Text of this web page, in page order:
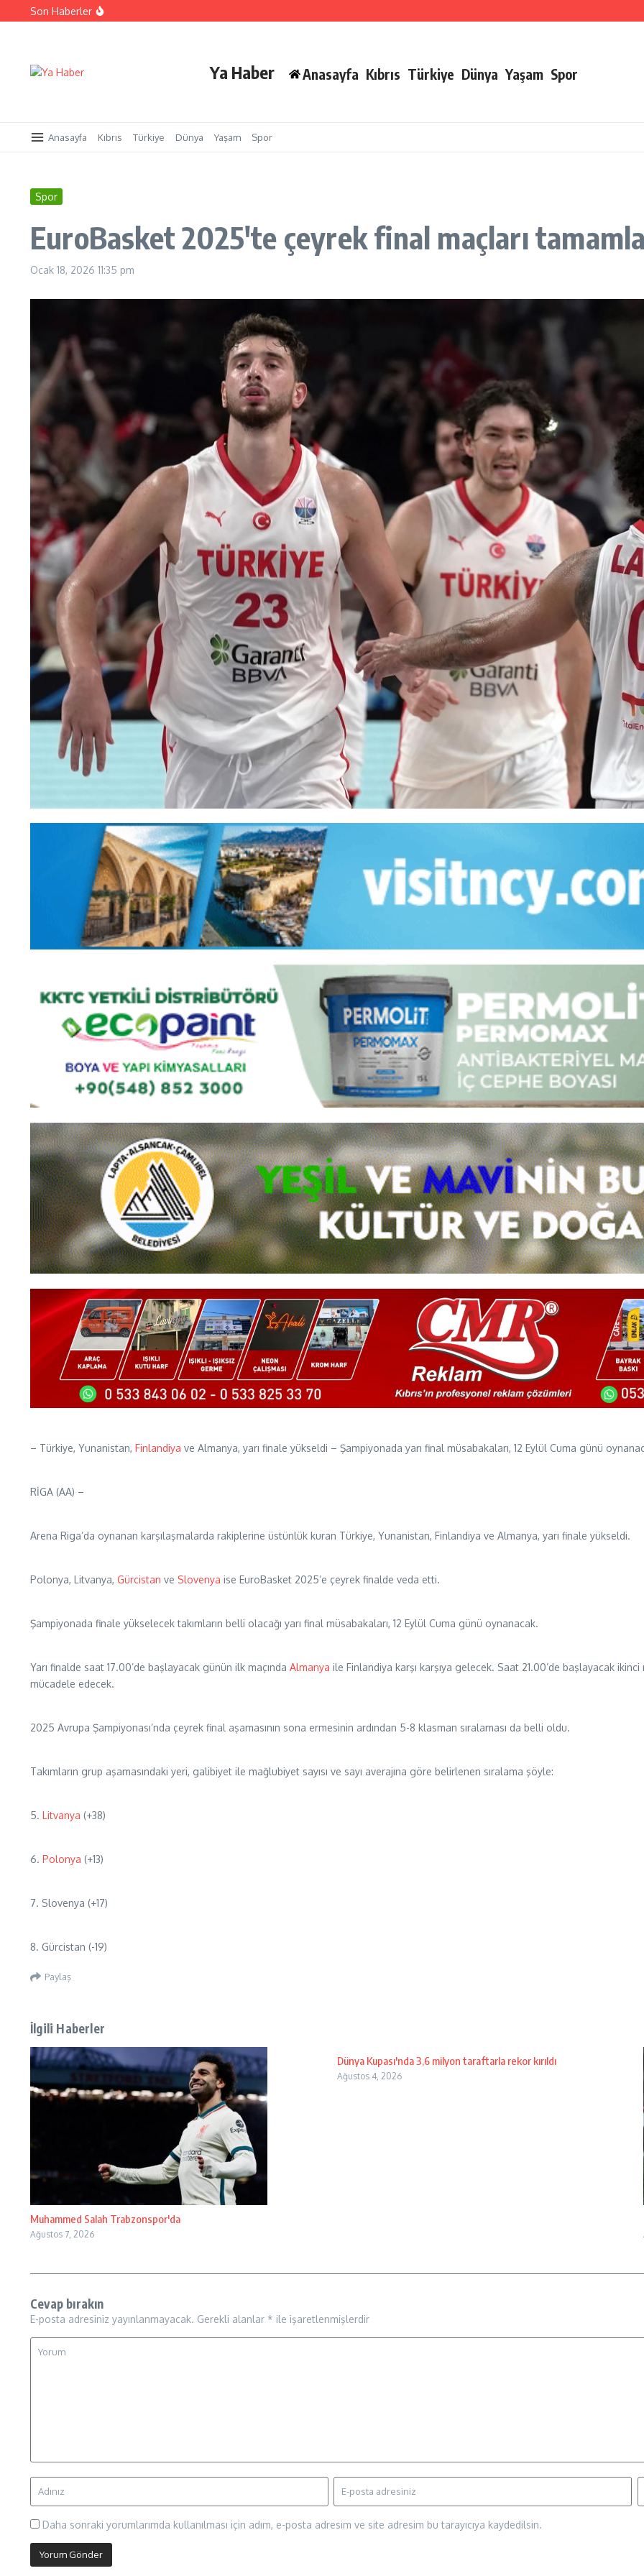
İçeriğe atlaSon Haberler
Yangınlarla mücadelede toplumsal duyarlılık için güç birliği
Ya Haber Anasayfa Kıbrıs Türkiye Dünya Yaşam Spor
Anasayfa Kıbrıs Türkiye Dünya Yaşam Spor
Spor
EuroBasket 2025'te çeyrek final maçları
Ocak 18, 2026 11:35 pm
– Türkiye, Yunanistan, Finlandiya ve Almanya, yarı finale yükseldi – Şampiyonada yarı final müsabakaları, 12 Eylül Cuma günü
RİGA (AA) –
Arena Riga’da oynanan karşılaşmalarda rakiplerine üstünlük kuran Türkiye, Yunanistan, Finlandiya ve Almanya, yarı finale yükseldi.
Polonya, Litvanya, Gürcistan ve Slovenya ise EuroBasket 2025’e çeyrek finalde veda etti.
Şampiyonada finale yükselecek takımların belli olacağı yarı final müsabakaları, 12 Eylül Cuma günü oynanacak.
Yarı finalde saat 17.00’de başlayacak günün ilk maçında Almanya ile Finlandiya karşı karşıya gelecek. Saat 21.00’de başlayacak
mücadele edecek.
2025 Avrupa Şampiyonası’nda çeyrek final aşamasının sona ermesinin ardından 5-8 klasman sıralaması da belli oldu.
Takımların grup aşamasındaki yeri, galibiyet ile mağlubiyet sayısı ve sayı averajına göre belirlenen sıralama şöyle:
5. Litvanya (+38)
6. Polonya (+13)
7. Slovenya (+17)
8. Gürcistan (-19)
Paylaş
İlgili Haberler
Muhammed Salah Trabzonspor'da
Ağustos 7, 2026
Dünya Kupası'nda 3,6 milyon taraftarla rekor kırıldı
Ağustos 4, 2026
Cevap bırakın
E-posta adresiniz yayınlanmayacak. Gerekli alanlar * ile işaretlenmişlerdir
Daha sonraki yorumlarımda kullanılması için adım, e-posta adresim ve site adresim bu tarayıcıya kaydedilsin.